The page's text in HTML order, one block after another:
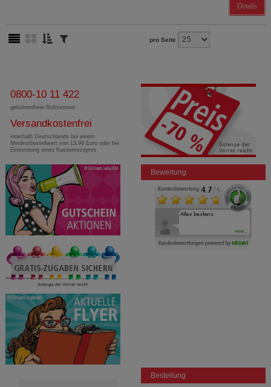
Details
pro Seite
0800-10 11 422
gebührenfreie Rufnummer
Versandkostenfrei
innerhalb Deutschlands bei einem
Mindestbestellwert von 13,99 Euro oder bei
Einsendung eines Kassenrezeptes
Bewertung
Bestellung